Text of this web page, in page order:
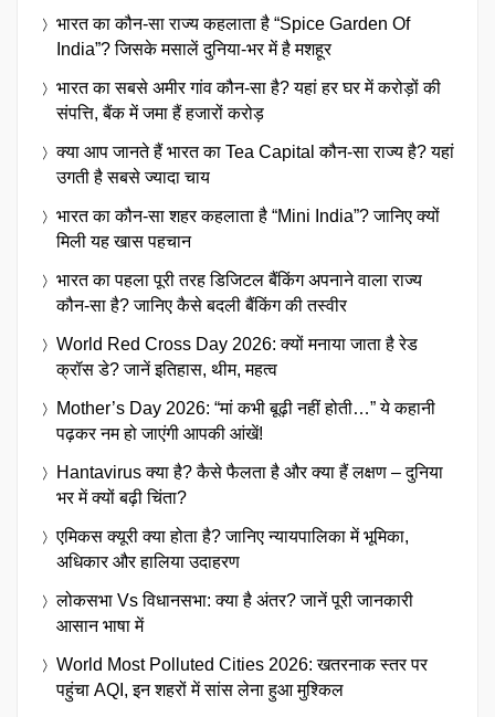
भारत का कौन-सा राज्य कहलाता है “Spice Garden Of
India”? जिसके मसालें दुनिया-भर में है मशहूर
भारत का सबसे अमीर गांव कौन-सा है? यहां हर घर में करोड़ों की
संपत्ति, बैंक में जमा हैं हजारों करोड़
क्या आप जानते हैं भारत का Tea Capital कौन-सा राज्य है? यहां
उगती है सबसे ज्यादा चाय
भारत का कौन-सा शहर कहलाता है “Mini India”? जानिए क्यों
मिली यह खास पहचान
भारत का पहला पूरी तरह डिजिटल बैंकिंग अपनाने वाला राज्य
कौन-सा है? जानिए कैसे बदली बैंकिंग की तस्वीर
World Red Cross Day 2026: क्यों मनाया जाता है रेड
क्रॉस डे? जानें इतिहास, थीम, महत्व
Mother’s Day 2026: “मां कभी बूढ़ी नहीं होती…” ये कहानी
पढ़कर नम हो जाएंगी आपकी आंखें!
Hantavirus क्या है? कैसे फैलता है और क्या हैं लक्षण – दुनिया
भर में क्यों बढ़ी चिंता?
एमिकस क्यूरी क्या होता है? जानिए न्यायपालिका में भूमिका,
अधिकार और हालिया उदाहरण
लोकसभा Vs विधानसभा: क्या है अंतर? जानें पूरी जानकारी
आसान भाषा में
World Most Polluted Cities 2026: खतरनाक स्तर पर
पहुंचा AQI, इन शहरों में सांस लेना हुआ मुश्किल